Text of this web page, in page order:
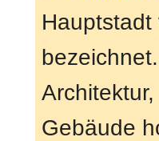
Gebäude